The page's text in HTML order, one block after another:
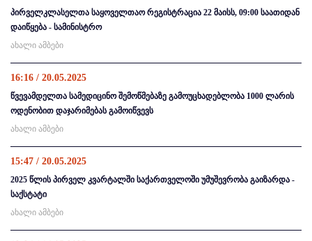
პირველკლასელთა საყოველთაო რეგისტრაცია 22 მაისს, 09:00 საათიდან
დაიწყება - სამინისტრო
ახალი ამბები
16:16 / 20.05.2025
წვევამდელთა სამედიცინო შემოწმებაზე გამოუცხადებლობა 1000 ლარის
ოდენობით დაჯარიმებას გამოიწვევს
ახალი ამბები
15:47 / 20.05.2025
2025 წლის პირველ კვარტალში საქართველოში უმუშევრობა გაიზარდა -
საქსტატი
ახალი ამბები